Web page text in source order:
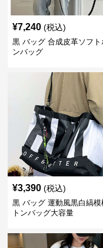
¥7,240 (税込)
黒 バッグ 合成皮革ソフト
ンバッグ
¥3,390 (税込)
黒 バッグ 運動風黒白縞模
トンバッグ大容量